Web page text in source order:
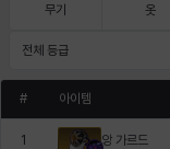
무기 옷
전체 등급
# 아이템
1 앙 가르드